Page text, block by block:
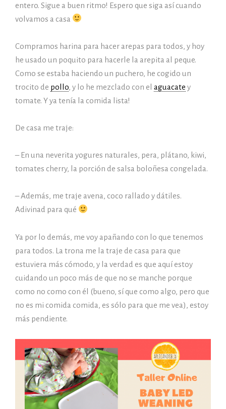
entero. Sigue a buen ritmo! Espero que siga así cuando
volvamos a casa
Compramos harina para hacer arepas para todos, y hoy
he usado un poquito para hacerle la arepita al peque.
Como se estaba haciendo un puchero, he cogido un
trocito de pollo, y lo he mezclado con el aguacate y
tomate. Y ya tenía la comida lista!
De casa me traje:
– En una neverita yogures naturales, pera, plátano, kiwi,
tomates cherry, la porción de salsa boloñesa congelada.
– Además, me traje avena, coco rallado y dátiles.
Adivinad para qué
Ya por lo demás, me voy apañando con lo que tenemos
para todos. La trona me la traje de casa para que
estuviera más cómodo, y la verdad es que aquí estoy
cuidando un poco más de que no se manche porque
como no como con él (bueno, sí que como algo, pero que
no es mi comida comida, es sólo para que me vea), estoy
más pendiente.